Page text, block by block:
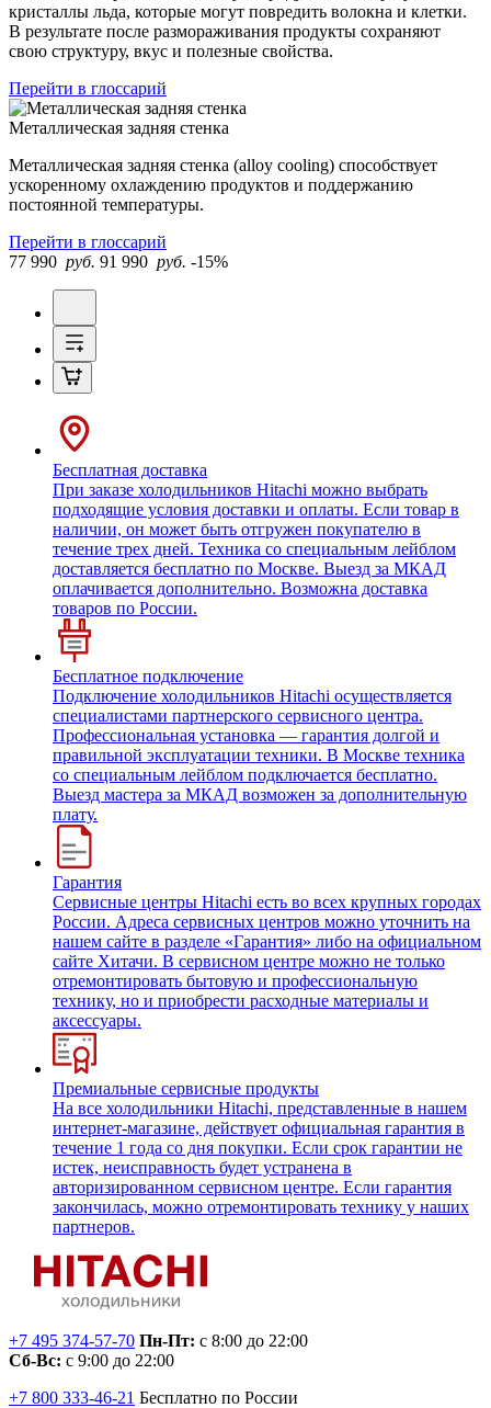
кристаллы льда, которые могут повредить волокна и клетки.
В результате после размораживания продукты сохраняют
свою структуру, вкус и полезные свойства.
Перейти в глоссарий
Металлическая задняя стенка
Металлическая задняя стенка (alloy cooling) способствует
ускоренному охлаждению продуктов и поддержанию
постоянной температуры.
Перейти в глоссарий
77 990 руб. 91 990 руб. -15%
Бесплатная доставка
При заказе холодильников Hitachi можно выбрать
подходящие условия доставки и оплаты. Если товар в
наличии, он может быть отгружен покупателю в
течение трех дней. Техника со специальным лейблом
доставляется бесплатно по Москве. Выезд за МКАД
оплачивается дополнительно. Возможна доставка
товаров по России.
Бесплатное подключение
Подключение холодильников Hitachi осуществляется
специалистами партнерского сервисного центра.
Профессиональная установка — гарантия долгой и
правильной эксплуатации техники. В Москве техника
со специальным лейблом подключается бесплатно.
Выезд мастера за МКАД возможен за дополнительную
плату.
Гарантия
Сервисные центры Hitachi есть во всех крупных городах
России. Адреса сервисных центров можно уточнить на
нашем сайте в разделе «Гарантия» либо на официальном
сайте Хитачи. В сервисном центре можно не только
отремонтировать бытовую и профессиональную
технику, но и приобрести расходные материалы и
аксессуары.
Премиальные сервисные продукты
На все холодильники Hitachi, представленные в нашем
интернет-магазине, действует официальная гарантия в
течение 1 года со дня покупки. Если срок гарантии не
истек, неисправность будет устранена в
авторизированном сервисном центре. Если гарантия
закончилась, можно отремонтировать технику у наших
партнеров.
+7 495 374-57-70 Пн-Пт: с 8:00 до 22:00
Сб-Вс: с 9:00 до 22:00
+7 800 333-46-21 Бесплатно по России